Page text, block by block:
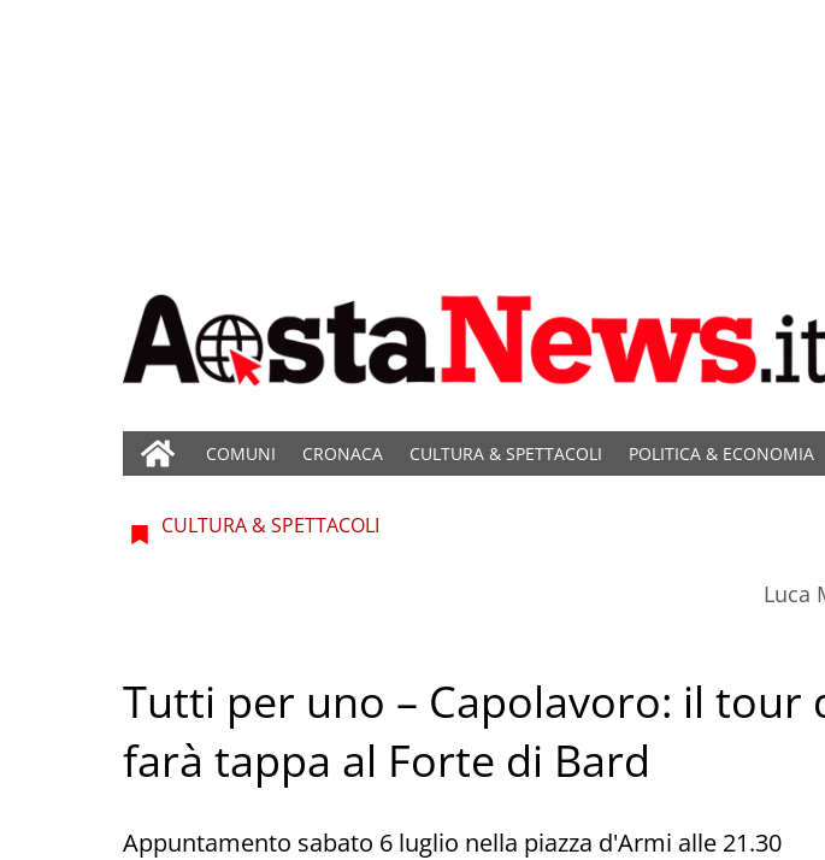
COMUNI CRONACA CULTURA & SPETTACOLI POLITICA & ECONOMIA
CULTURA & SPETTACOLI
Luca
Tutti per uno – Capolavoro: il tour
farà tappa al Forte di Bard
Appuntamento sabato 6 luglio nella piazza d'Armi alle 21.30